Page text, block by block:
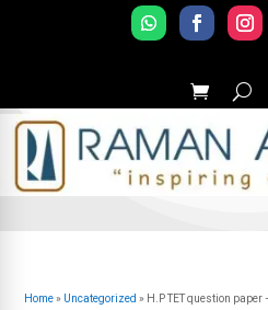
Home» Uncategorized » H.P TET question